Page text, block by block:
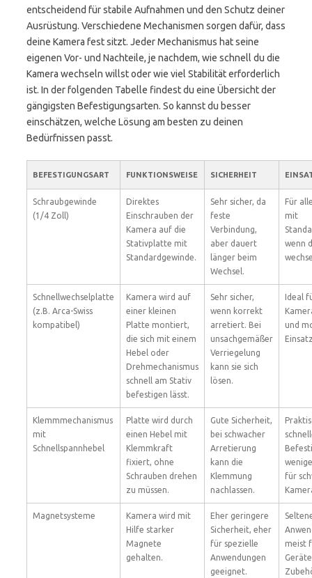
entscheidend für stabile Aufnahmen und den Schutz deiner
Ausrüstung. Verschiedene Mechanismen sorgen dafür, dass
deine Kamera fest sitzt. Jeder Mechanismus hat seine
eigenen Vor- und Nachteile, je nachdem, wie schnell du die
Kamera wechseln willst oder wie viel Stabilität erforderlich
ist. In der folgenden Tabelle findest du eine Übersicht der
gängigsten Befestigungsarten. So kannst du besser
einschätzen, welche Lösung am besten zu deinen
Bedürfnissen passt.
BEFESTIGUNGSART FUNKTIONSWEISE SICHERHEIT
Schraubgewinde
(1/4 Zoll)
Direktes
Einschrauben der
Kamera auf die
Stativplatte mit
Standardgewinde.
Sehr sicher, da
feste
Verbindung,
aber dauert
länger beim
Wechsel.
Für
mit
wenn
Schnellwechselplatte
(z.B. Arca-Swiss
kompatibel)
Kamera wird auf
einer kleinen
Platte montiert,
die sich mit einem
Hebel oder
Drehmechanismus
schnell am Stativ
befestigen lässt.
Sehr sicher,
wenn korrekt
arretiert. Bei
unsachgemäßer
Verriegelung
kann sie sich
lösen.
Ideal
und
Klemmmechanismus
mit
Schnellspannhebel
Platte wird durch
einen Hebel mit
Klemmkraft
fixiert, ohne
Schrauben drehen
zu müssen.
Gute Sicherheit,
bei schwacher
Arretierung
kann die
Klemmung
nachlassen.
für
Magnetsysteme
Kamera wird mit
Hilfe starker
Magnete
gehalten.
Eher geringere
Sicherheit, eher
für spezielle
Anwendungen
geeignet.
meist